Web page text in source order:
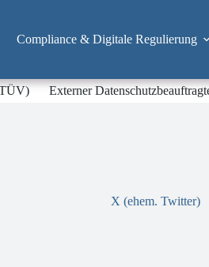
Compliance & Digitale Regulierung
Externer
X (ehem. Twitter)